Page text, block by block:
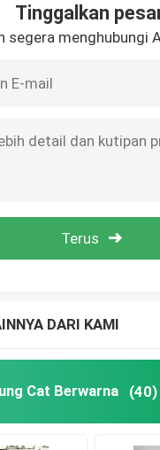
Cat TPU
Car Wrap
Mobil
Tinggalkan
segera menghubungi
DARI KAMI
Cat Berwarna (40)